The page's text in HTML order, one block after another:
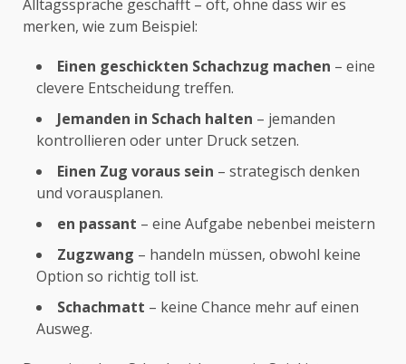
Alltagssprache geschafft – oft, ohne dass wir es
merken, wie zum Beispiel:
Einen geschickten Schachzug machen – eine
clevere Entscheidung treffen.
Jemanden in Schach halten – jemanden
kontrollieren oder unter Druck setzen.
Einen Zug voraus sein – strategisch denken
und vorausplanen.
en passant – eine Aufgabe nebenbei meistern
Zugzwang – handeln müssen, obwohl keine
Option so richtig toll ist.
Schachmatt – keine Chance mehr auf einen
Ausweg.